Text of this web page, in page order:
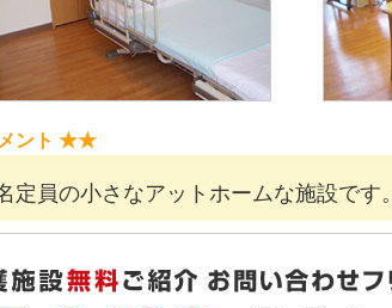
ント ★★
定員の小さなアットホームな施設です。